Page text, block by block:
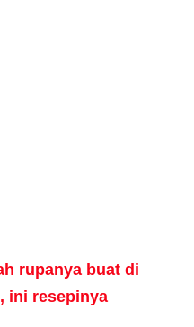
rupanya buat di
ini resepinya